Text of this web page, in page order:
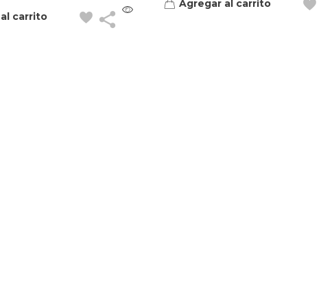
carrito
Agregar al carrito